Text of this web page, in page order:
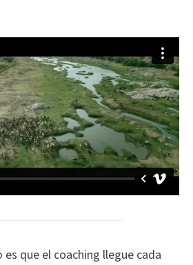
que el coaching llegue cada